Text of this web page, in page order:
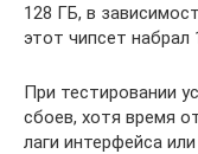
128 ГБ, в
этот чипсет набрал
При тестировании
сбоев, хотя время
лаги интерфейса